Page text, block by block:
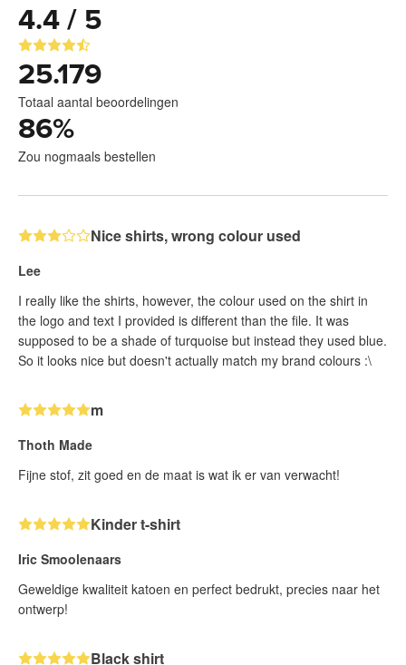
4.4 / 5
25.179
Totaal aantal beoordelingen
86%
Zou nogmaals bestellen
Nice shirts, wrong colour used
Lee
I really like the shirts, however, the colour used on the shirt in
the logo and text I provided is different than the file. It was
supposed to be a shade of turquoise but instead they used blue.
So it looks nice but doesn't actually match my brand colours :\
m
Thoth Made
Fijne stof, zit goed en de maat is wat ik er van verwacht!
Kinder t-shirt
Iric Smoolenaars
Geweldige kwaliteit katoen en perfect bedrukt, precies naar het
ontwerp!
Black shirt